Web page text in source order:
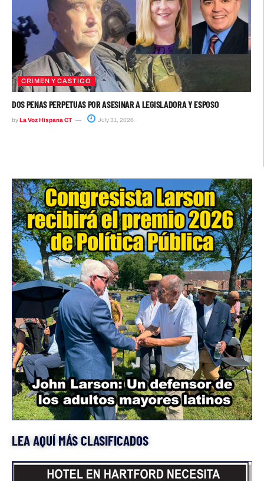
CRIMEN Y CASTIGO
DOS PENAS PERPETUAS POR ASESINAR A LEGISLADORA Y ESPOSO
byLa Voz Hispana CT July 31, 2026
LEA AQUÍ MÁS CLASIFICADOS